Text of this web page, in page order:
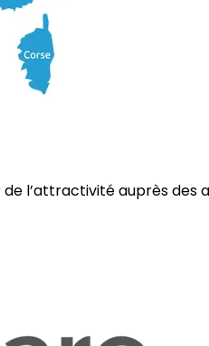
l’attractivité auprès des